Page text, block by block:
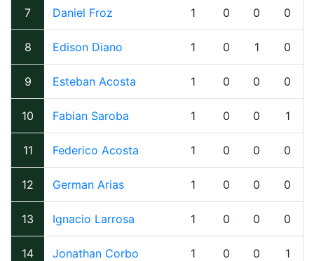
7 Daniel Froz 1 0 0 0
8 Edison Diano 1 0 1 0
9 Esteban Acosta 1 0 0 0
10 Fabian Saroba 1 0 0 1
11 Federico Acosta 1 0 0 0
12 German Arias 1 0 0 0
13 Ignacio Larrosa 1 0 0 0
14 Jonathan Corbo 1 0 0 1